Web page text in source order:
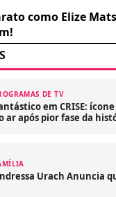
como Elize
DE TV
em CRISE:
ar após pior fase da
Urach Anuncia